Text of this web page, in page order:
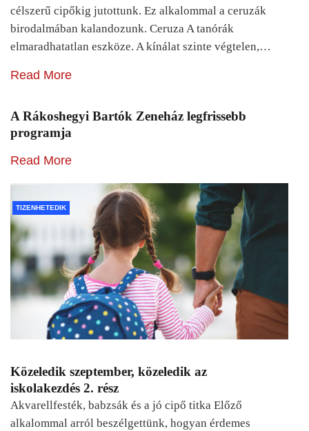
célszerű cipőkig jutottunk. Ez alkalommal a ceruzák
birodalmában kalandozunk. Ceruza A tanórák
elmaradhatatlan eszköze. A kínálat szinte végtelen,…
Read More
A Rákoshegyi Bartók Zeneház legfrissebb
programja
Read More
TIZENHETEDIK
Közeledik szeptember, közeledik az
iskolakezdés 2. rész
Akvarellfesték, babzsák és a jó cipő titka Előző
alkalommal arról beszélgettünk, hogyan érdemes